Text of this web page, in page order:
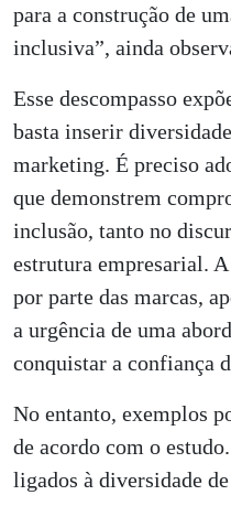
para a construção de
inclusiva”, ainda
Esse descompasso
basta inserir
marketing. É preciso
que demonstrem
inclusão, tanto no
estrutura empresarial.
por parte das marcas,
a urgência de uma
conquistar a confiança
No entanto, exemplos
de acordo com o
ligados à diversidade